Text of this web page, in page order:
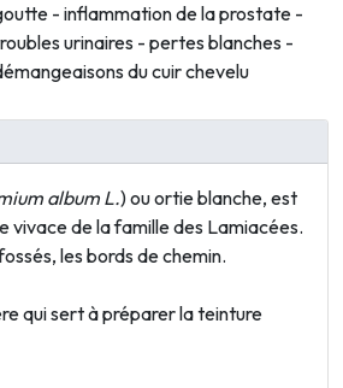
- inflammation de la prostate -
urinaires - pertes blanches -
du cuir chevelu
album L.) ou ortie blanche, est
vivace de la famille des Lamiacées.
les bords de chemin.
qui sert à préparer la teinture